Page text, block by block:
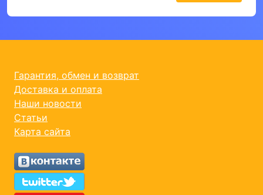
Гарантия, обмен и возврат
Доставка и оплата
Наши новости
Статьи
Карта сайта